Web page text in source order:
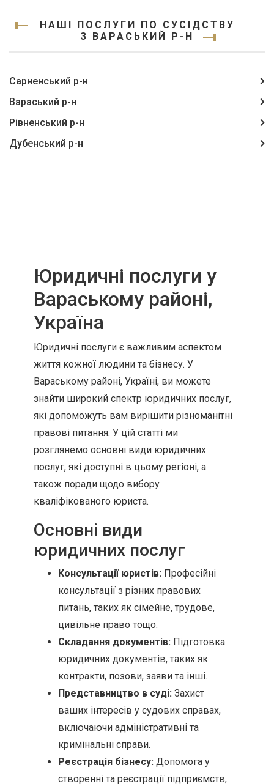
НАШІ ПОСЛУГИ ПО СУСІДСТВУ
З ВАРАСЬКИЙ Р-Н
Сарненський р-н
Вараський р-н
Рівненський р-н
Дубенський р-н
Юридичні послуги у
Вараському районі,
Україна
Юридичні послуги є важливим аспектом
життя кожної людини та бізнесу. У
Вараському районі, Україні, ви можете
знайти широкий спектр юридичних послуг,
які допоможуть вам вирішити різноманітні
правові питання. У цій статті ми
розглянемо основні види юридичних
послуг, які доступні в цьому регіоні, а
також поради щодо вибору
кваліфікованого юриста.
Основні види
юридичних послуг
Консультації юристів: Професійні
консультації з різних правових
питань, таких як сімейне, трудове,
цивільне право тощо.
Складання документів: Підготовка
юридичних документів, таких як
контракти, позови, заяви та інші.
Представництво в суді: Захист
ваших інтересів у судових справах,
включаючи адміністративні та
кримінальні справи.
Реєстрація бізнесу: Допомога у
створенні та реєстрації підприємств,